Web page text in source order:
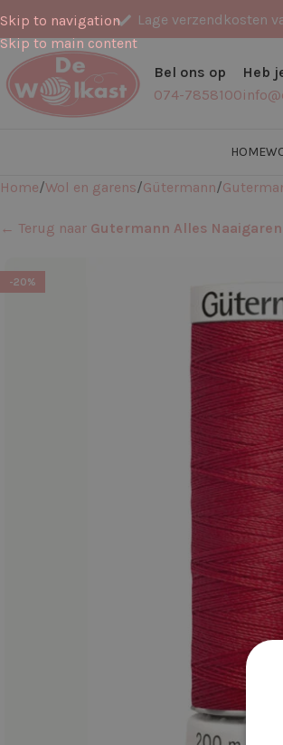
Skip to navigation
Skip to main content
Lage verzendkosten
Bel ons op
074-7858100
Heb
HOME
Home Wol en garens Gütermann
← Terug naar Gutermann Alles Naaigaren
-20%